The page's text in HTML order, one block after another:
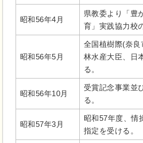
昭和56年4月
県教委より「豊
育」実践協力校
昭和56年5月
全国植樹際(奈
林水産大臣、日
る。
昭和56年10月
受賞記念事業並
る。
昭和57年3月
昭和57年度、情
指定を受ける。